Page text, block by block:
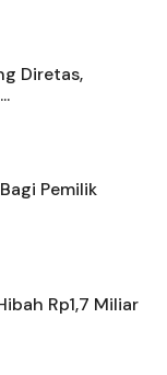
Diretas,
Pemilik
Rp1,7 Miliar